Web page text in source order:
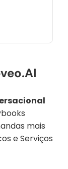
mais
e Serviços